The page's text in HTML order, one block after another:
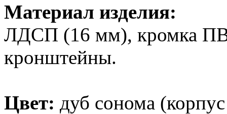
Материал изделия:
ЛДСП (16 мм), кромка
кронштейны.
Цвет: дуб сонома